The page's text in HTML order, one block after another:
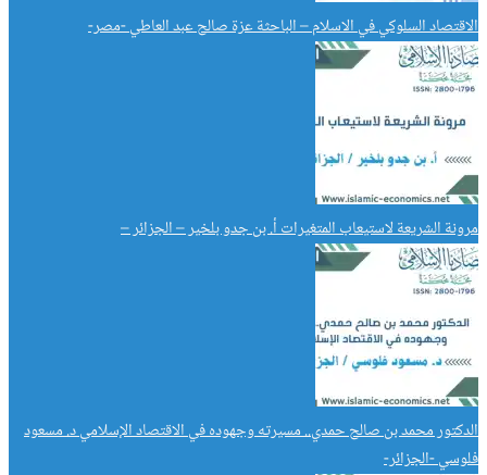
الاقتصاد السلوكي في الاسلام – الباحثة عزة صالح عبد العاطي -مصر-
مرونة الشريعة لاستيعاب المتغيرات أ. بن جدو بلخير – الجزائر –
الدكتور محمد بن صالح حمدي.. مسيرته وجهوده في الاقتصاد الإسلامي د. مسعود
فلوسي -الجزائر-